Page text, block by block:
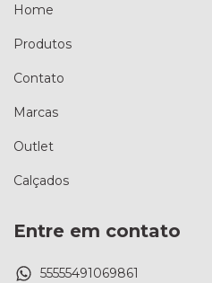
Home
Produtos
Contato
Marcas
Outlet
Calçados
Entre em contato
55555491069861